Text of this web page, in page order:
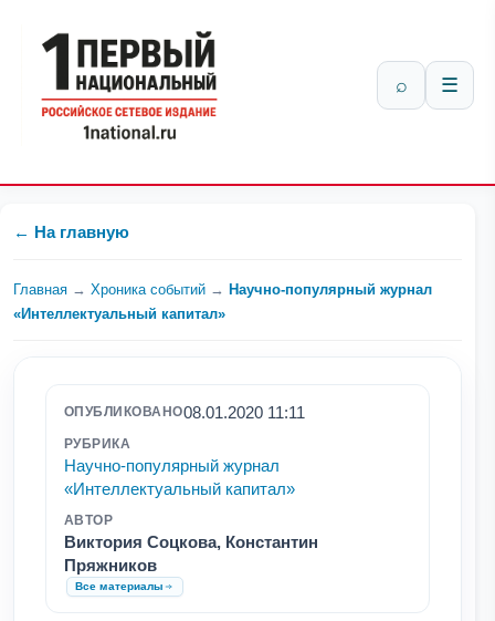
⌕ ☰
← На главную
Главная → Хроника событий → Научно-популярный журнал
«Интеллектуальный капитал»
ОПУБЛИКОВАНО08.01.2020 11:11
РУБРИКА
Научно-популярный журнал
«Интеллектуальный капитал»
АВТОР
Виктория Соцкова, Константин
Пряжников
Все материалы